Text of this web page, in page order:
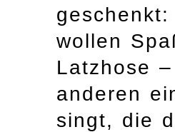
wollen
Latzhose
anderen
singt, die